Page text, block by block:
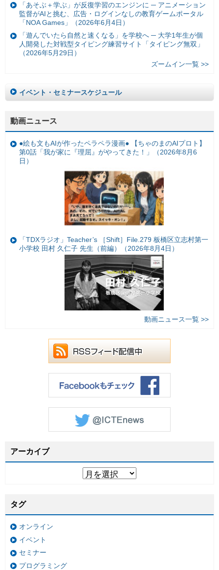
「あそぶ＋学ぶ」が反復学習のエンジンに ─ アニメーション
監督がAIと挑む、広告・ログインなしの教育ゲームポータル
「NOA Games」（2026年6月4日）
「遊んでいたら自然と速くなる」を学校へ ─ 大学1年生が個
人開発した対戦型タイピング練習サイト「タイピング無双」
（2026年5月29日）
ズームイン一覧 >>
イベント・セミナースケジュール
動画ニュース
●絵も文もAIが作ったペラペラ漫画● 【ちゃのまのAIプロト】
第0話「我が家に『理屈』がやってきた！」（2026年8月6
日）
「TDXラジオ」Teacher’s ［Shift］File.279 板橋区立志村第一
小学校 田村 久仁子 先生（前編）（2026年8月4日）
動画ニュース一覧 >>
アーカイブ
タグ
オンライン
イベント
セミナー
プログラミング